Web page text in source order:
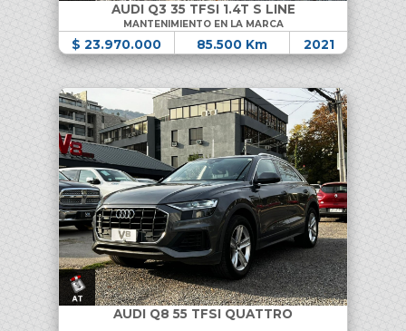
AUDI Q3 35 TFSI 1.4T S LINE
MANTENIMIENTO EN LA MARCA
$ 23.970.000 85.500 Km 2021
AUDI Q8 55 TFSI QUATTRO